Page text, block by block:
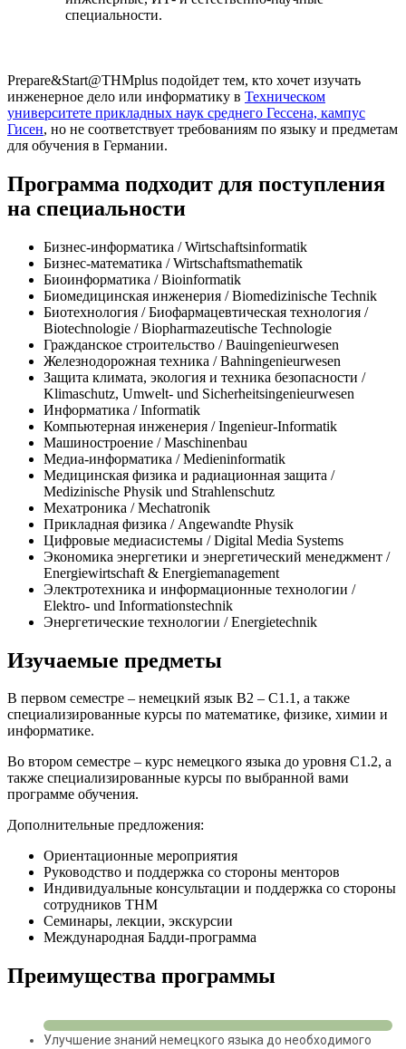
специальности.
Prepare&Start@THMplus подойдет тем, кто хочет изучать
инженерное дело или информатику в Техническом
университете прикладных наук среднего Гессена, кампус
Гисен, но не соответствует требованиям по языку и предметам
для обучения в Германии.
Программа подходит для поступления
на специальности
Бизнес-информатика / Wirtschaftsinformatik
Бизнес-математика / Wirtschaftsmathematik
Биоинформатика / Bioinformatik
Биомедицинская инженерия / Biomedizinische Technik
Биотехнология / Биофармацевтическая технология /
Biotechnologie / Biopharmazeutische Technologie
Гражданское строительство / Bauingenieurwesen
Железнодорожная техника / Bahningenieurwesen
Защита климата, экология и техника безопасности /
Klimaschutz, Umwelt- und Sicherheitsingenieurwesen
Информатика / Informatik
Компьютерная инженерия / Ingenieur-Informatik
Машиностроение / Maschinenbau
Медиа-информатика / Medieninformatik
Медицинская физика и радиационная защита /
Medizinische Physik und Strahlenschutz
Мехатроника / Mechatronik
Прикладная физика / Angewandte Physik
Цифровые медиасистемы / Digital Media Systems
Экономика энергетики и энергетический менеджмент /
Energiewirtschaft & Energiemanagement
Электротехника и информационные технологии /
Elektro- und Informationstechnik
Энергетические технологии / Energietechnik
Изучаемые предметы
В первом семестре – немецкий язык B2 – C1.1, а также
специализированные курсы по математике, физике, химии и
информатике.
Во втором семестре – курс немецкого языка до уровня C1.2, а
также специализированные курсы по выбранной вами
программе обучения.
Дополнительные предложения:
Ориентационные мероприятия
Руководство и поддержка со стороны менторов
Индивидуальные консультации и поддержка со стороны
сотрудников THM
Семинары, лекции, экскурсии
Международная Бадди-программа
Преимущества программы
Улучшение знаний немецкого языка до необходимого